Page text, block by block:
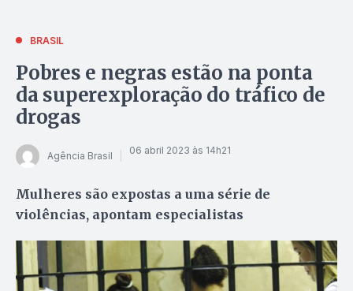
BRASIL
Pobres e negras estão na ponta
da superexploração do tráfico de
drogas
Agência Brasil 06 abril 2023 às 14h21
Mulheres são expostas a uma série de
violências, apontam especialistas